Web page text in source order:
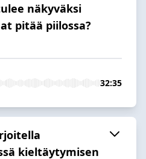
näkyväksi
pitää piilossa?
32:35
kieltäytymisen